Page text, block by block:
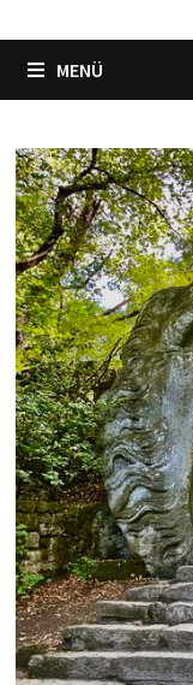
MENÜ